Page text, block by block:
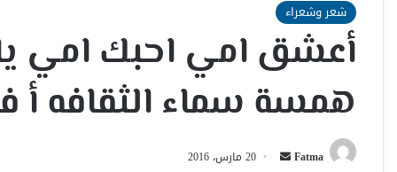
شعر وشعراء
أعشق امي احبك امي
همسة سماء الثقافه أ
Fatma
أرسل 20 مارس، 2016